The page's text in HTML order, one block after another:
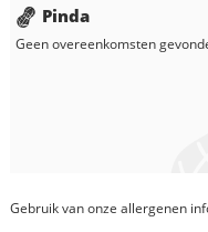
Pinda
Geen overeenkomsten
Gebruik van onze allergenen